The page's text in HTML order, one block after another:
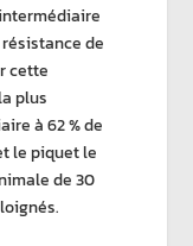
résistance de
cette
plus
à 62 % de
le piquet le
de 30